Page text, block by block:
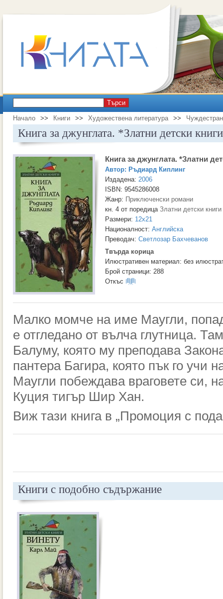
Търси
Начало >> Книги >> Художествена литература >>
Книга за джунглата. *Златни детски
Книга за джунглата. *Златни
Автор: Ръдиард Киплинг
Издадена: 2006
ISBN: 9545286008
Жанр: Приключенски романи
кн. 4 от поредица Златни детски книги
Размери: 12x21
Националност: Английска
Преводач: Светлозар Бахчеванов
Твърда корица
Илюстративен материал: без
Брой страници: 288
Откъс
Малко момче на име Маугли,
е отгледано от вълча глутница.
Балуму, която му преподава
пантера Багира, която пък го учи
Маугли побеждава враговете си,
Куция тигър Шир Хан.
Виж тази книга в „Промоция с
Книги с подобно съдържание